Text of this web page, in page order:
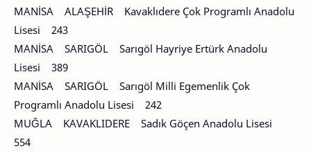
MANİSA ALAŞEHİR Kavaklıdere Çok Programlı Anadolu
Lisesi 243
MANİSA SARIGÖL Sarıgöl Hayriye Ertürk Anadolu
Lisesi 389
MANİSA SARIGÖL Sarıgöl Milli Egemenlik Çok
Programlı Anadolu Lisesi 242
MUĞLA KAVAKLIDERE Sadık Göçen Anadolu Lisesi
554